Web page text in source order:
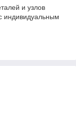
и узлов
индивидуальным